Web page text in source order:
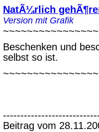
NatÃ¼rlich
Version mit Grafik
Beschenken und
selbst so ist.
Beitrag vom